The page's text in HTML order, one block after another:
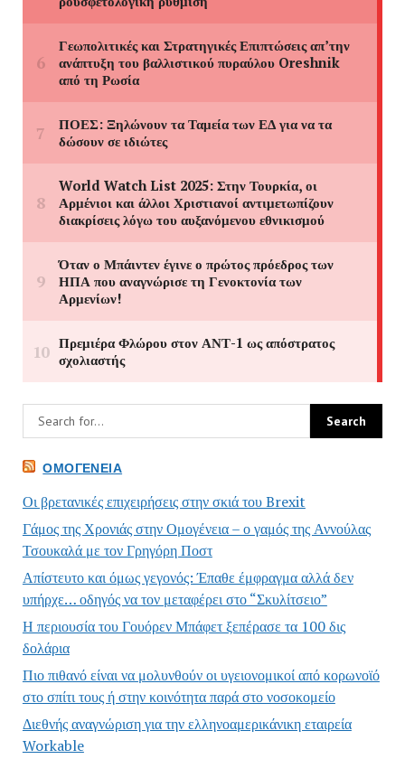
ΟΜΟΓΈΝΕΙΑ
Οι βρετανικές επιχειρήσεις στην σκιά του Brexit
Γάμος της Χρονιάς στην Ομογένεια – ο γαμός της Αννούλας
Τσουκαλά με τον Γρηγόρη Ποστ
Απίστευτο και όμως γεγονός: Έπαθε έμφραγμα αλλά δεν
υπήρχε… οδηγός να τον μεταφέρει στο “Σκυλίτσειο”
Η περιουσία του Γουόρεν Μπάφετ ξεπέρασε τα 100 δις
δολάρια
Πιο πιθανό είναι να μολυνθούν οι υγειονομικοί από κορωνοϊό
στο σπίτι τους ή στην κοινότητα παρά στο νοσοκομείο
Διεθνής αναγνώριση για την ελληνοαμερικάνικη εταιρεία
Workable